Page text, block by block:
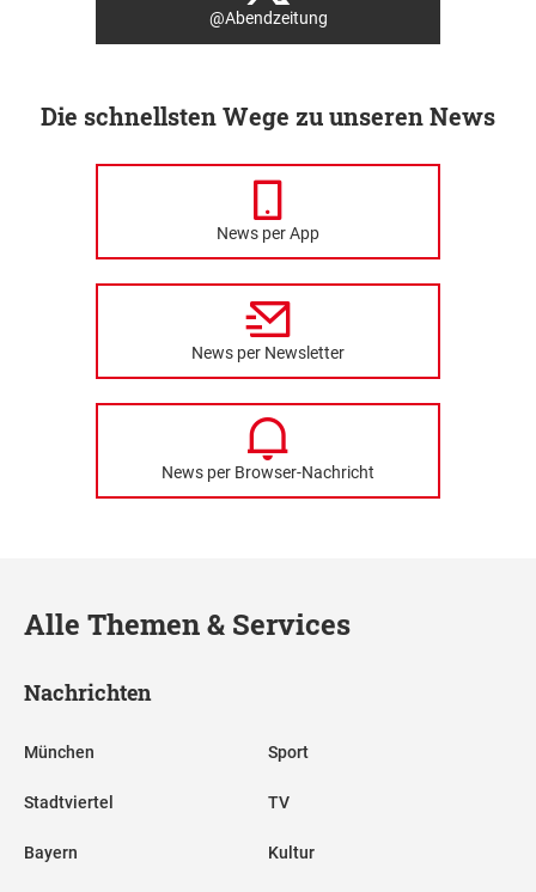
@Abendzeitung
Die schnellsten Wege zu unseren News
News per App
News per Newsletter
News per Browser-Nachricht
Alle Themen & Services
Nachrichten
München
Stadtviertel
Bayern
Sport
TV
Kultur